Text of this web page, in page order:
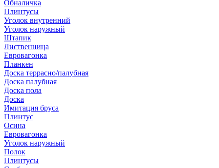
Обналичка
Плинтусы
Уголок внутренний
Уголок наружный
Штапик
Лиственница
Евровагонка
Планкен
Доска террасно/палубная
Доска палубная
Доска пола
Доска
Имитация бруса
Плинтус
Осина
Евровагонка
Уголок наружный
Полок
Плинтусы